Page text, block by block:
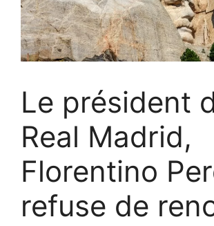
Le président
Real Madrid,
Florentino
refuse de